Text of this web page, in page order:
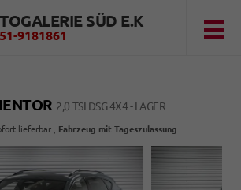
SÜD E.K
9181861
2,0 TSI DSG 4X4 - LAGER
lieferbar Fahrzeug mit Tageszulassung